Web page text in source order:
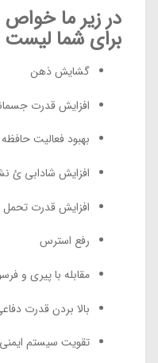
در زیر ما
برای شما
گشایش ذهن
افزایش قدرت
بهبود فعالیت حافظه
افزایش شادابی ئ
افزایش قدرت تحمل
رفع استرس
مقابله با پیری و
بالا بردن قدرت
تقویت سیستم